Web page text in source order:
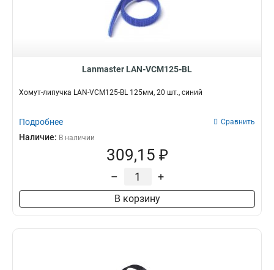
Lanmaster LAN-VCM125-BL
Хомут-липучка LAN-VCM125-BL 125мм, 20 шт., синий
Подробнее Сравнить
Наличие: В наличии
309,15 ₽
– +
В корзину